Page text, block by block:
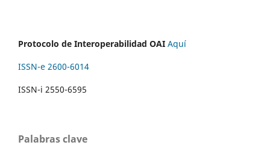
Protocolo de Interoperabilidad OAI Aquí
ISSN-e 2600-6014
ISSN-i 2550-6595
Palabras clave